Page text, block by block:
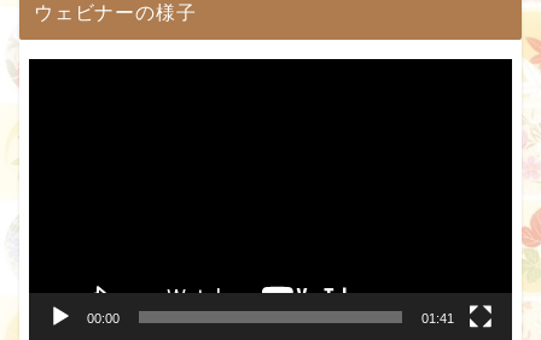
ウェビナーの様子
00:00 01:41